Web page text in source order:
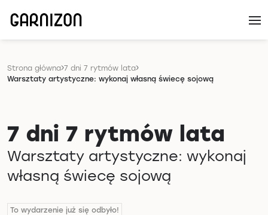
Strona główna 7 dni 7 rytmów lata
Warsztaty artystyczne: wykonaj własną świecę sojową
7 dni 7 rytmów lata
Warsztaty artystyczne: wykonaj
własną świecę sojową
To wydarzenie już się odbyło!